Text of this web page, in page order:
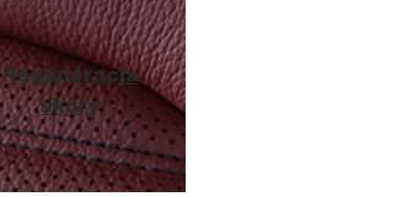
Regeneracja
skóry